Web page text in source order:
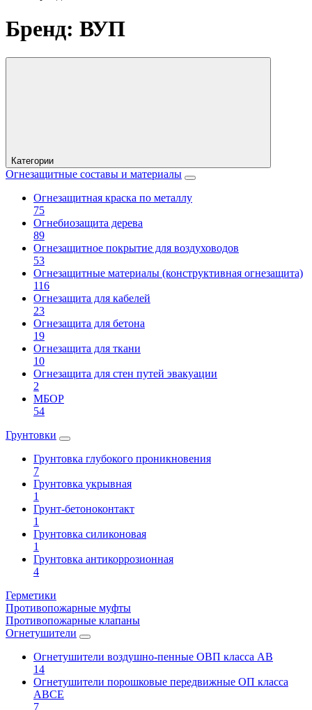
Бренд: ВУП
Категории
Огнезащитные составы и материалы
Огнезащитная краска по металлу
75
Огнебиозащита дерева
89
Огнезащитное покрытие для воздуховодов
53
Огнезащитные материалы (конструктивная огнезащита)
116
Огнезащита для кабелей
23
Огнезащита для бетона
19
Огнезащита для ткани
10
Огнезащита для стен путей эвакуации
2
МБОР
54
Грунтовки
Грунтовка глубокого проникновения
7
Грунтовка укрывная
1
Грунт-бетоноконтакт
1
Грунтовка силиконовая
1
Грунтовка антикоррозионная
4
Герметики
Противопожарные муфты
Противопожарные клапаны
Огнетушители
Огнетушители воздушно-пенные ОВП класса АВ
14
Огнетушители порошковые передвижные ОП класса
АВСЕ
7